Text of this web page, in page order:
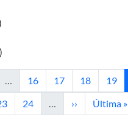
page
… Page
16 Page
17 Page
18 Page
19
Page
24 … Next page
›› Last page
Última »